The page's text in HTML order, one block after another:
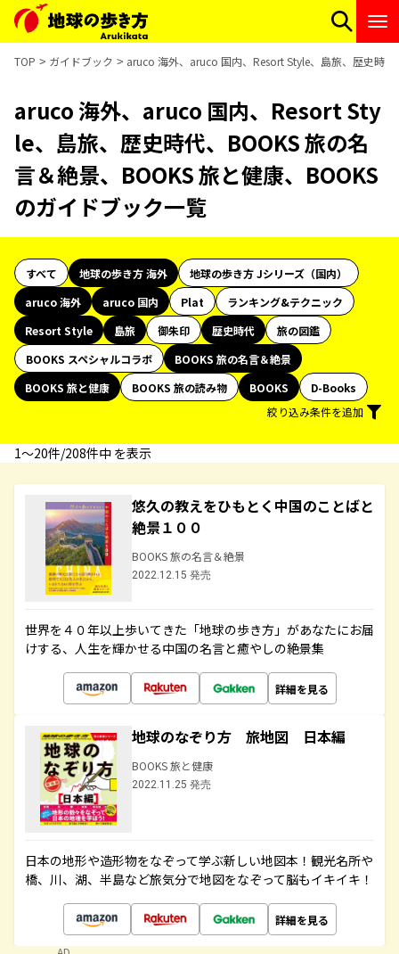
TOP ガイドブック aruco 海外、aruco 国内、Resort Style、島旅、歴史時
aruco 海外、aruco 国内、Resort Sty
le、島旅、歴史時代、BOOKS 旅の名
言＆絶景、BOOKS 旅と健康、BOOKS
のガイドブック一覧
すべて 地球の歩き方 海外
地球の歩き方 Jシリーズ（国内）
aruco 海外
aruco 国内 Plat
ランキング&テクニック
Resort Style
島旅 御朱印 歴史時代
旅の図鑑
BOOKS スペシャルコラボ
BOOKS 旅の名言＆絶景
BOOKS 旅と健康
BOOKS 旅の読み物 BOOKS
D-Books
絞り込み条件を追加
1〜20件/208件中 を表示
悠久の教えをひもとく中国のことばと
絶景１００
BOOKS 旅の名言＆絶景
2022.12.15 発売
世界を４０年以上歩いてきた「地球の歩き方」があなたにお届
けする、人生を輝かせる中国の名言と癒やしの絶景集
詳細を見る
地球のなぞり方 旅地図 日本編
BOOKS 旅と健康
2022.11.25 発売
日本の地形や造形物をなぞって学ぶ新しい地図本！観光名所や
橋、川、湖、半島など旅気分で地図をなぞって脳もイキイキ！
詳細を見る